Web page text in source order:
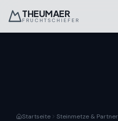
THEUMAER
FRUCHTSCHIEFER
Startseite Steinmetze & Partner